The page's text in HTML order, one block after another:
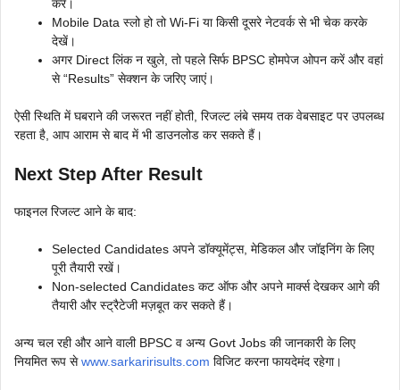
करें।
Mobile Data स्लो हो तो Wi-Fi या किसी दूसरे नेटवर्क से भी चेक करके
देखें।
अगर Direct लिंक न खुले, तो पहले सिर्फ BPSC होमपेज ओपन करें और वहां
से “Results” सेक्शन के जरिए जाएं।
ऐसी स्थिति में घबराने की जरूरत नहीं होती, रिजल्ट लंबे समय तक वेबसाइट पर उपलब्ध
रहता है, आप आराम से बाद में भी डाउनलोड कर सकते हैं।
Next Step After Result
फाइनल रिजल्ट आने के बाद:
Selected Candidates अपने डॉक्यूमेंट्स, मेडिकल और जॉइनिंग के लिए
पूरी तैयारी रखें।
Non-selected Candidates कट ऑफ और अपने मार्क्स देखकर आगे की
तैयारी और स्ट्रैटेजी मज़बूत कर सकते हैं।
अन्य चल रही और आने वाली BPSC व अन्य Govt Jobs की जानकारी के लिए
नियमित रूप सेwww.sarkaririsults.com विजिट करना फायदेमंद रहेगा।